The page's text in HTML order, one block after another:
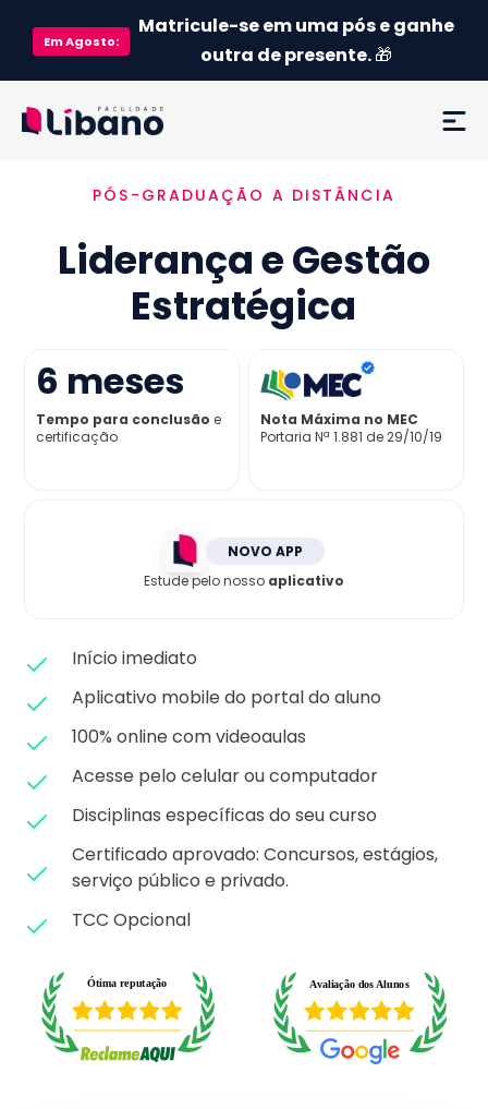
EmAgosto:
Matricule-se em uma pós e ganhe
outra de presente.🎁
Ementa
Como funciona
Credenciamento MEC
Preço
Já sou aluno
PÓS-GRADUAÇÃO A DISTÂNCIA
Liderança e Gestão
Estratégica
6 meses
Tempo para conclusão e
certificação
Nota Máxima no MEC
Portaria Nª 1.881 de 29/10/19
NOVO APP
Estude pelo nosso aplicativo
Início imediato
Aplicativo mobile do portal do aluno
100% online com videoaulas
Acesse pelo celular ou computador
Disciplinas específicas do seu curso
Certificado aprovado: Concursos, estágios,
serviço público e privado.
TCC Opcional